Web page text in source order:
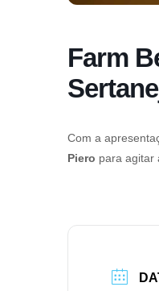
Farm
Com a
Piero para agitar